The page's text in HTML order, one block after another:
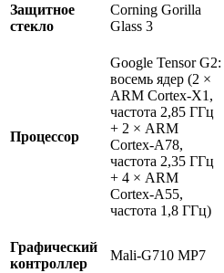
Защитное
стекло
Corning Gorilla
Glass 3
Процессор
Google Tensor G2:
восемь ядер (2 ×
ARM Cortex-X1,
частота 2,85 ГГц
+ 2 × ARM
Cortex-A78,
частота 2,35 ГГц
+ 4 × ARM
Cortex-A55,
частота 1,8 ГГц)
Графический
контроллер
Mali-G710 MP7